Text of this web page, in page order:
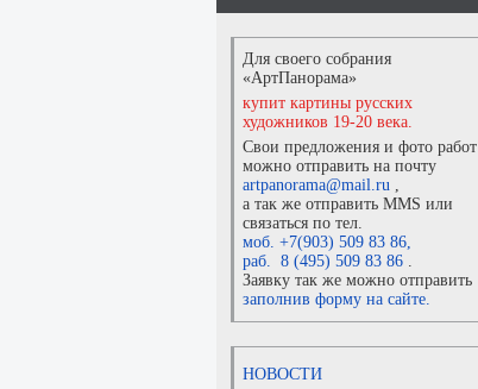
Для своего собрания
«АртПанорама»
купит картины русских
художников 19-20 века.
Свои предложения и фото работ
можно отправить на почту
artpanorama@mail.ru ,
а так же отправить MMS или
связаться по тел.
моб. +7(903) 509 83 86,
раб. 8 (495) 509 83 86 .
Заявку так же можно отправить
заполнив форму на сайте.
НОВОСТИ